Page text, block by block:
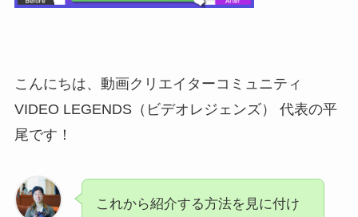
こんにちは、動画クリエイターコミュニティ
VIDEO LEGENDS（ビデオレジェンズ） 代表の平
尾です！
これから紹介する方法を見に付け